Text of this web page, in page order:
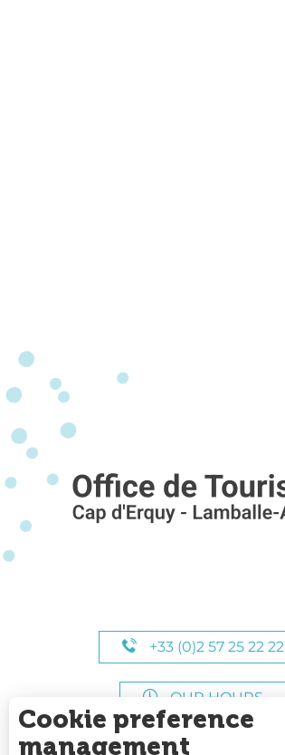
+33 (0)2 57 25 22 22
OUR HOURS
Cookie preference
management